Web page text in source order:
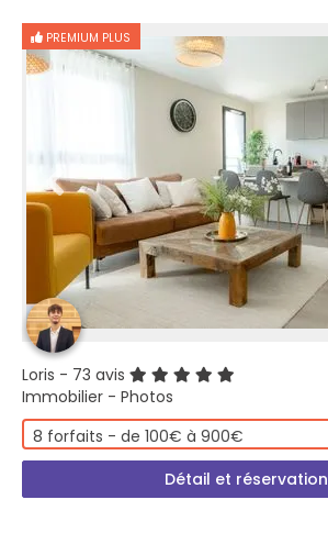
PREMIUM PLUS
Loris - 73 avis
Immobilier - Photos
8 forfaits - de 100€ à 900€
Détail et réservation